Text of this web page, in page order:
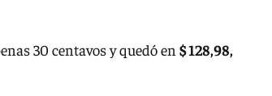
30 centavos y quedó en $ 128,98,